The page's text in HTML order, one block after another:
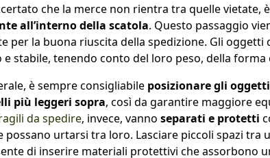
che la merce non rientra tra quelle vietate,
all’interno della scatola. Questo passaggio
per la buona riuscita della spedizione. Gli oggetti
e stabile, tenendo conto del loro peso, della forma
è sempre consigliabile posizionare gli
più leggeri sopra, così da garantire maggiore
da spedire, invece, vanno separati e protetti
possano urtarsi tra loro. Lasciare piccoli spazi tra
di inserire materiali protettivi che assorbono